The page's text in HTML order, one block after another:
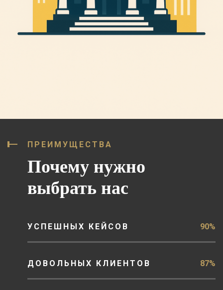
ПРЕИМУЩЕСТВА
Почему нужно
выбрать нас
УСПЕШНЫХ КЕЙСОВ 90%
ДОВОЛЬНЫХ КЛИЕНТОВ 87%